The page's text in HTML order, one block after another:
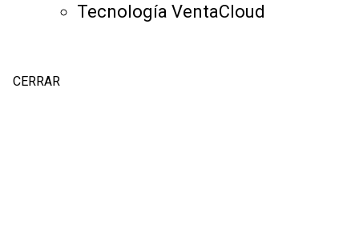
Tecnología VentaCloud
CERRAR